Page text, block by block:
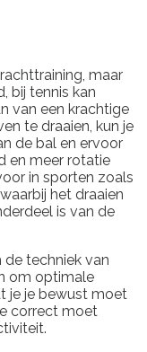
maar
bij tennis kan
van een krachtige
te draaien, kun je
de bal en ervoor
en meer rotatie
in sporten zoals
het draaien
is van de
de techniek van
om optimale
je je bewust moet
correct moet